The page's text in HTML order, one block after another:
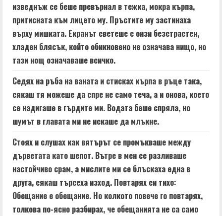
изведнъж се беше превърнал в тежка, мокра кърпа,
притисната към лицето му. Пръстите му застинаха
върху мишката. Екранът светеше с онзи безстрастен,
хладен блясък, който обикновено не означава нищо, но
тази нощ означаваше всичко.
Седях на ръба на ваната и стисках кърпа в ръце така,
сякаш тя можеше да спре не само теча, а и онова, което
се надигаше в гърдите ми. Водата беше спряла, но
шумът в главата ми не искаше да млъкне.
Стоях и слушах как вятърът се промъкваше между
дърветата като шепот. Вътре в мен се разливаше
настойчиво срам, а мислите ми се блъскаха една в
друга, сякаш търсеха изход. Повтарях си тихо:
Обещание е обещание. Но колкото повече го повтарях,
толкова по-ясно разбирах, че обещанията не са само